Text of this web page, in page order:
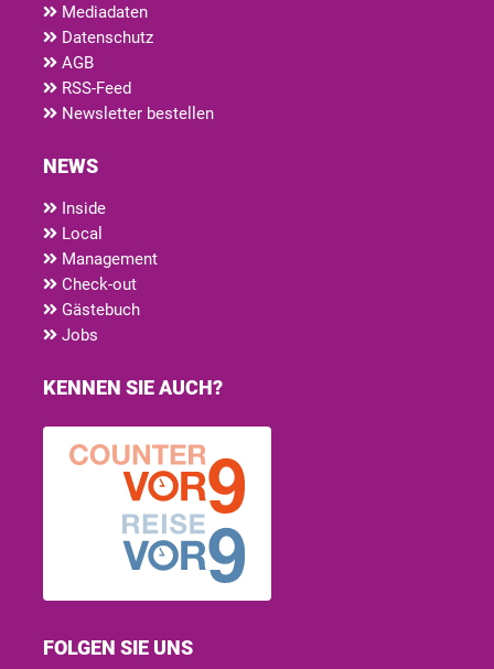
Mediadaten
Datenschutz
AGB
RSS-Feed
Newsletter bestellen
NEWS
Inside
Local
Management
Check-out
Gästebuch
Jobs
KENNEN SIE AUCH?
FOLGEN SIE UNS